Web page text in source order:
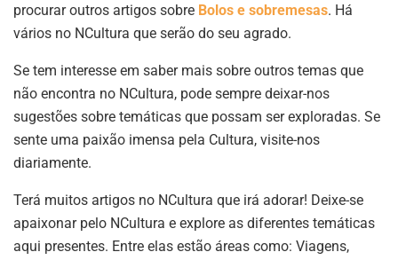
procurar outros artigos sobre Bolos e sobremesas. Há
vários no NCultura que serão do seu agrado.
Se tem interesse em saber mais sobre outros temas que
não encontra no NCultura, pode sempre deixar-nos
sugestões sobre temáticas que possam ser exploradas. Se
sente uma paixão imensa pela Cultura, visite-nos
diariamente.
Terá muitos artigos no NCultura que irá adorar! Deixe-se
apaixonar pelo NCultura e explore as diferentes temáticas
aqui presentes. Entre elas estão áreas como: Viagens,